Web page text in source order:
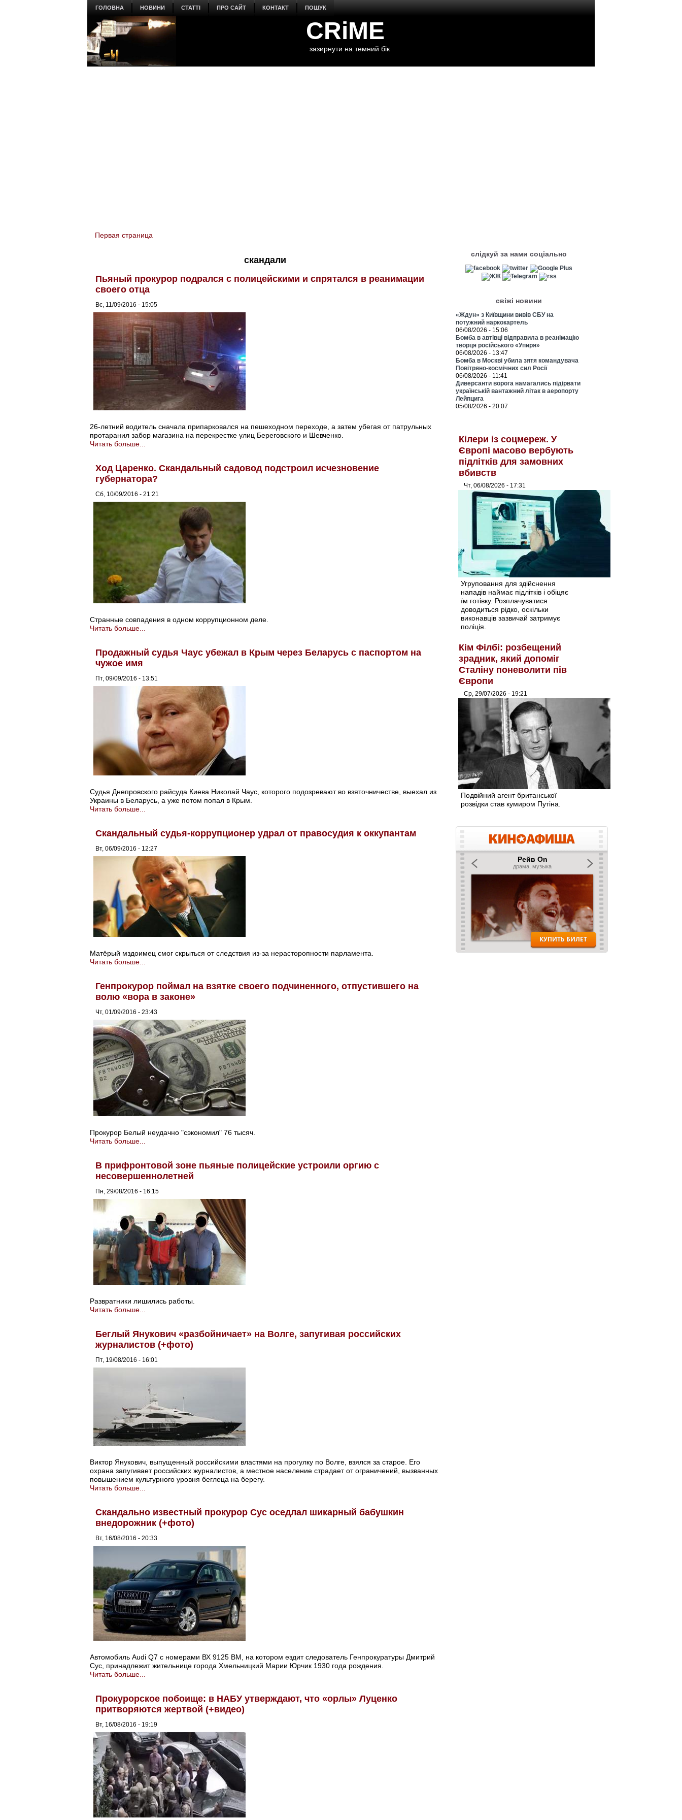
ГОЛОВНА НОВИНИ СТАТТІ ПРО САЙТ КОНТАКТ ПОШУК
CRiME
зазирнути на темний бік
You are here
Первая страница
скандали
Пьяный прокурор подрался с полицейскими и спрятался в реанимации
своего отца
Вс, 11/09/2016 - 15:05
26-летний водитель сначала припарковался на пешеходном переходе, а затем убегая от патрульных
протаранил забор магазина на перекрестке улиц Береговского и Шевченко.
Читать больше...
Ход Царенко. Скандальный садовод подстроил исчезновение
губернатора?
Сб, 10/09/2016 - 21:21
Странные совпадения в одном коррупционном деле.
Читать больше...
Продажный судья Чаус убежал в Крым через Беларусь с паспортом на
чужое имя
Пт, 09/09/2016 - 13:51
Судья Днепровского райсуда Киева Николай Чаус, которого подозревают во взяточничестве, выехал из
Украины в Беларусь, а уже потом попал в Крым.
Читать больше...
Скандальный судья-коррупционер удрал от правосудия к оккупантам
Вт, 06/09/2016 - 12:27
Матёрый мздоимец смог скрыться от следствия из-за нерасторопности парламента.
Читать больше...
Генпрокурор поймал на взятке своего подчиненного, отпустившего на
волю «вора в законе»
Чт, 01/09/2016 - 23:43
Прокурор Белый неудачно "сэкономил" 76 тысяч.
Читать больше...
В прифронтовой зоне пьяные полицейские устроили оргию с
несовершеннолетней
Пн, 29/08/2016 - 16:15
Развратники лишились работы.
Читать больше...
Беглый Янукович «разбойничает» на Волге, запугивая российских
журналистов (+фото)
Пт, 19/08/2016 - 16:01
Виктор Янукович, выпущенный российскими властями на прогулку по Волге, взялся за старое. Его
охрана запугивает российских журналистов, а местное население страдает от ограничений, вызванных
повышением культурного уровня беглеца на берегу.
Читать больше...
Скандально известный прокурор Сус оседлал шикарный бабушкин
внедорожник (+фото)
Вт, 16/08/2016 - 20:33
Автомобиль Audi Q7 с номерами ВХ 9125 ВМ, на котором ездит следователь Генпрокуратуры Дмитрий
Сус, принадлежит жительнице города Хмельницкий Марии Юрчик 1930 года рождения.
Читать больше...
Прокурорское побоище: в НАБУ утверждают, что «орлы» Луценко
притворяются жертвой (+видео)
Вт, 16/08/2016 - 19:19
слідкуй за нами соціально
свіжі новини
«Ждун» з Київщини вивів СБУ на
потужний наркокартель
06/08/2026 - 15:06
Бомба в автівці відправила в реанімацію
творця російського «Упиря»
06/08/2026 - 13:47
Бомба в Москві убила зятя командувача
Повітряно-космічних сил Росії
06/08/2026 - 11:41
Диверсанти ворога намагались підірвати
українській вантажний літак в аеропорту
Лейпцига
05/08/2026 - 20:07
Кілери із соцмереж. У
Європі масово вербують
підлітків для замовних
вбивств
Чт, 06/08/2026 - 17:31
Угруповання для здійснення
нападів наймає підлітків і обіцяє
їм готівку. Розплачуватися
доводиться рідко, оскільки
виконавців зазвичай затримує
поліція.
Кім Філбі: розбещений
зрадник, який допоміг
Сталіну поневолити пів
Європи
Ср, 29/07/2026 - 19:21
Подвійний агент британської
розвідки став кумиром Путіна.